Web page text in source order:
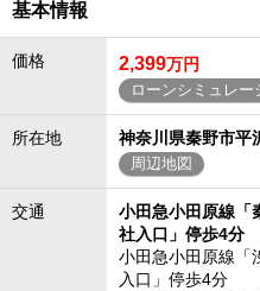
基本情報
価格 2,399万円
ローンシミュレー
所在地 神奈川県秦野市平
周辺地図
交通
小田急小田原線「
社入口」停歩4分
小田急小田原線「
入口」停歩4分